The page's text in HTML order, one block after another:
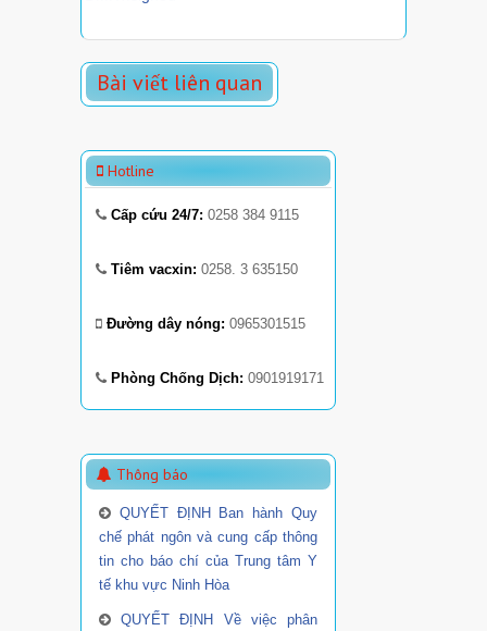
Bài viết liên quan
Hotline
Cấp cứu 24/7: 0258 384 9115
Tiêm vacxin: 0258. 3 635150
Đường dây nóng: 0965301515
Phòng Chống Dịch: 0901919171
Thông báo
QUYẾT ĐỊNH Ban hành Quy
chế phát ngôn và cung cấp thông
tin cho báo chí của Trung tâm Y
tế khu vực Ninh Hòa
QUYẾT ĐỊNH Về việc phân